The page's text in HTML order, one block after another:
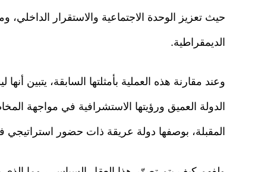
حيث تعزيز الوحدة الاجتماعية والاستقرار
الديمقراطية.
وعند مقارنة هذه العملية بأمثلتها السابقة،
الدولة العميق ورؤيتها الاستشرافية في مواجهة
المقبلة، بوصفها دولة عريقة ذات حضور استراتيجي